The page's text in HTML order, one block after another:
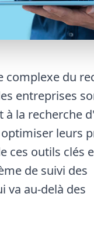
complexe du
entreprises
à la recherche
leurs
ces outils clés
de suivi des
va au-delà des